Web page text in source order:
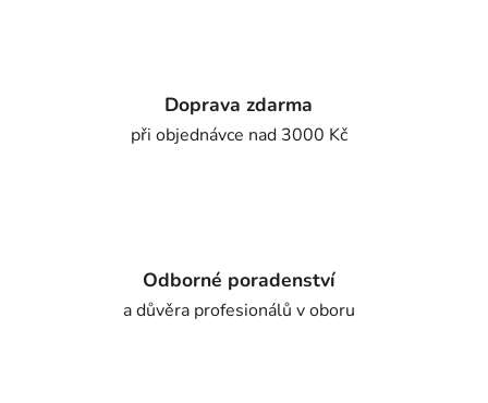
Doprava zdarma
při objednávce nad 3000 Kč
Odborné poradenství
a důvěra profesionálů v oboru